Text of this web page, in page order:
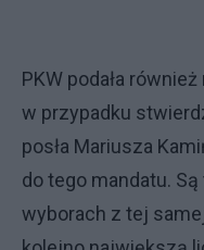
PKW podała
w przypadku
posła Mariusza
do tego mandatu.
wyborach z tej